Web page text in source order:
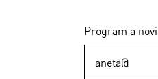
Program a